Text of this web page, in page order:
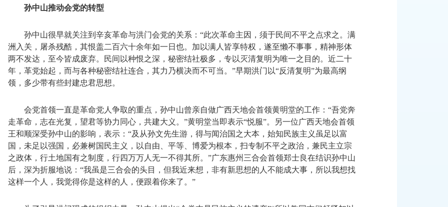
孙中山推动会党的转型
孙中山很早就关注到辛亥革命与洪门会党的关系： “此次革命主因，须于民间不平之点求之。满
洲入关，屠杀残酷，其恨盖二百六十余年如一日也。加以满人皆享特权，遂至懒不事事，精神形体
两不发达，至今皆成废弃。民间以种恨之深，秘密结社极多，专以灭清复明为唯一之目的。近二十
年，革党始起，而与各种秘密结社连合，其力乃横决而不可当。”早期洪门以“反清复明”为最高纲
领，多少带有些封建忠君思想。
会党首领一直是革命党人争取的重点，孙中山曾亲自做广西天地会首领黄明堂的工作： “吾党奔
走革命，志在光复，望君等协力同心，共建大义。”黄明堂当即表示“悦服”。另一位广西天地会首领
王和顺深受孙中山的影响，表示：“及从孙文先生游，得与闻治国之大本，始知民族主义虽足以富
国，未足以强国，必兼树国民主义，以自由、平等、博爱为根本，扫专制不平之政治，兼民主立宗
之政体，行土地国有之制度，行四万万人无一不得其所。”广东惠州三合会首领郑士良在结识孙中山
后，深为折服地说：“我虽是三合会的头目，但我近来想，非有新思想的人不能成大事，所以我想找
这样一个人，我觉得你是这样的人，便跟着你来了。”